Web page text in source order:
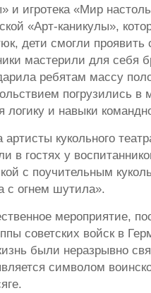
и игротека «Мир
«Арт‑каникулы»,
дети смогли проявить
мастерили для себя
ребятам массу
погрузились в
логику и навыки
артисты кукольного
в гостях у
с поучительным
с огнем шутила».
мероприятие,
советских войск в
были неразрывно
символом